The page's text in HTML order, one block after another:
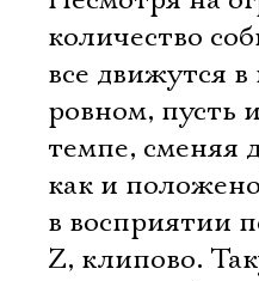
количество
все движутся
ровном, пусть
темпе, сменяя
как и положено
в восприятии
Z, клипово.